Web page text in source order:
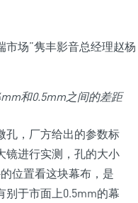
和0.5mm之间的差距
孔，厂方给出的参数标
镜进行实测，孔的大小
位置看这块幕布，是
别于市面上0.5mm的幕